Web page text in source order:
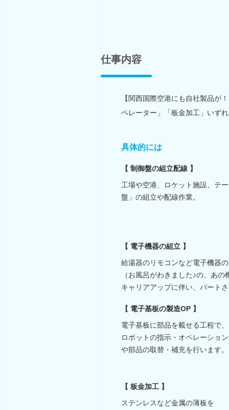
仕事内容
【関西国際空港にも自社製品が
ペレーター」「板金加工」いず
具体的には
【 制御盤の組立配線 】
工場や空港、ロケット施設、テ
盤」の組立や配線作業。
【 電子機器の組立 】
給湯器のリモコンなど電子機器
（お風呂がわきました♪の、あの
キャリアアップに伴い、パート
【 電子基板の製造OP 】
電子基板に部品を載せる工程で、
ロボットの指示・オペレーショ
や部品の取替・補充を行います。
【 板金加工 】
ステンレスなど金属の薄板を